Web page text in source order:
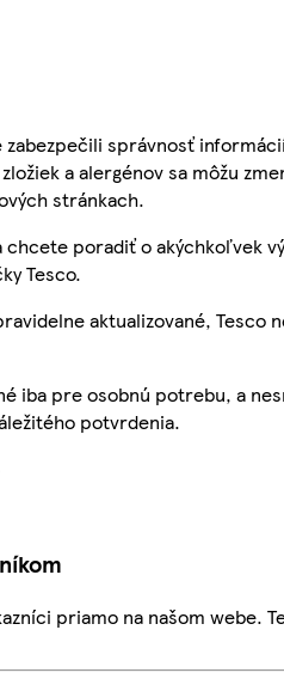
zabezpečili správnosť
a alergénov sa môžu
stránkach.
chcete poradiť o akýchkoľvek
Tesco.
aktualizované, Tesco
iba pre osobnú potrebu, a
potvrdenia.
priamo na našom webe.